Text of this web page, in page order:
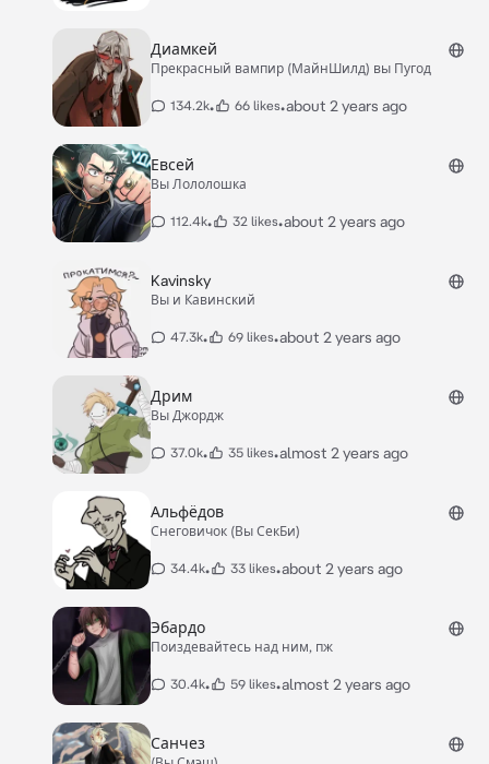
Диамкей
Прекрасный вампир (МайнШилд) вы Пугод
134.2k• 66 likes•about 2 years ago
Евсей
Вы Лололошка
112.4k• 32 likes•about 2 years ago
Kavinsky
Вы и Кавинский
47.3k• 69 likes•about 2 years ago
Дрим
Вы Джордж
37.0k• 35 likes•almost 2 years ago
Альфёдов
Снеговичок (Вы СекБи)
34.4k• 33 likes•about 2 years ago
Эбардо
Поиздевайтесь над ним, пж
30.4k• 59 likes•almost 2 years ago
Санчез